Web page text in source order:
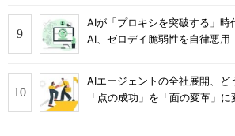
AIが「プロキシを突破する」
AI、ゼロデイ脆弱性を自律悪用
AIエージェントの全社展開、
「点の成功」を「面の変革」